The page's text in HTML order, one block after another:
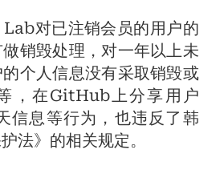
对已注销会员的用户的
销毁处理，对一年以上未
个人信息没有采取销毁或
，在GitHub上分享用户
信息等行为，也违反了韩
法》的相关规定。